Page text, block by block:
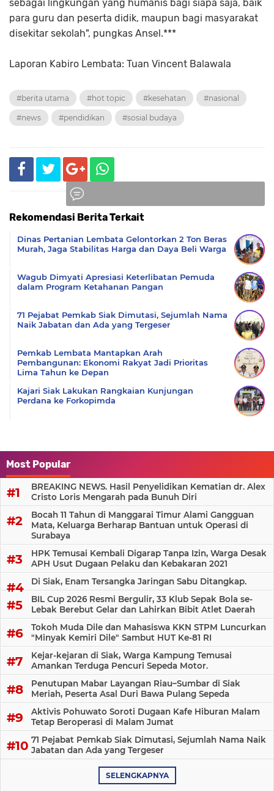
sebagai lingkungan yang humanis bagi siapa saja, baik
para guru dan peserta didik, maupun bagi masyarakat
disekitar sekolah", pungkas Ansel.***
Laporan Kabiro Lembata: Tuan Vincent Balawala
#berita utama #hot topic #kesehatan #nasional
#news #pendidikan #sosial budaya
Rekomendasi Berita Terkait
Dinas Pertanian Lembata Gelontorkan 2 Ton Beras
Murah, Jaga Stabilitas Harga dan Daya Beli Warga
Wagub Dimyati Apresiasi Keterlibatan Pemuda
dalam Program Ketahanan Pangan
71 Pejabat Pemkab Siak Dimutasi, Sejumlah Nama
Naik Jabatan dan Ada yang Tergeser
Pemkab Lembata Mantapkan Arah
Pembangunan: Ekonomi Rakyat Jadi Prioritas
Lima Tahun ke Depan
Kajari Siak Lakukan Rangkaian Kunjungan
Perdana ke Forkopimda
Most Popular
BREAKING NEWS. Hasil Penyelidikan Kematian dr. Alex
Cristo Loris Mengarah pada Bunuh Diri
Bocah 11 Tahun di Manggarai Timur Alami Gangguan
Mata, Keluarga Berharap Bantuan untuk Operasi di
Surabaya
HPK Temusai Kembali Digarap Tanpa Izin, Warga Desak
APH Usut Dugaan Pelaku dan Kebakaran 2021
Di Siak, Enam Tersangka Jaringan Sabu Ditangkap.
BIL Cup 2026 Resmi Bergulir, 33 Klub Sepak Bola se-
Lebak Berebut Gelar dan Lahirkan Bibit Atlet Daerah
Tokoh Muda Dile dan Mahasiswa KKN STPM Luncurkan
"Minyak Kemiri Dile" Sambut HUT Ke-81 RI
Kejar-kejaran di Siak, Warga Kampung Temusai
Amankan Terduga Pencuri Sepeda Motor.
Penutupan Mabar Layangan Riau–Sumbar di Siak
Meriah, Peserta Asal Duri Bawa Pulang Sepeda
Aktivis Pohuwato Soroti Dugaan Kafe Hiburan Malam
Tetap Beroperasi di Malam Jumat
71 Pejabat Pemkab Siak Dimutasi, Sejumlah Nama Naik
Jabatan dan Ada yang Tergeser
SELENGKAPNYA